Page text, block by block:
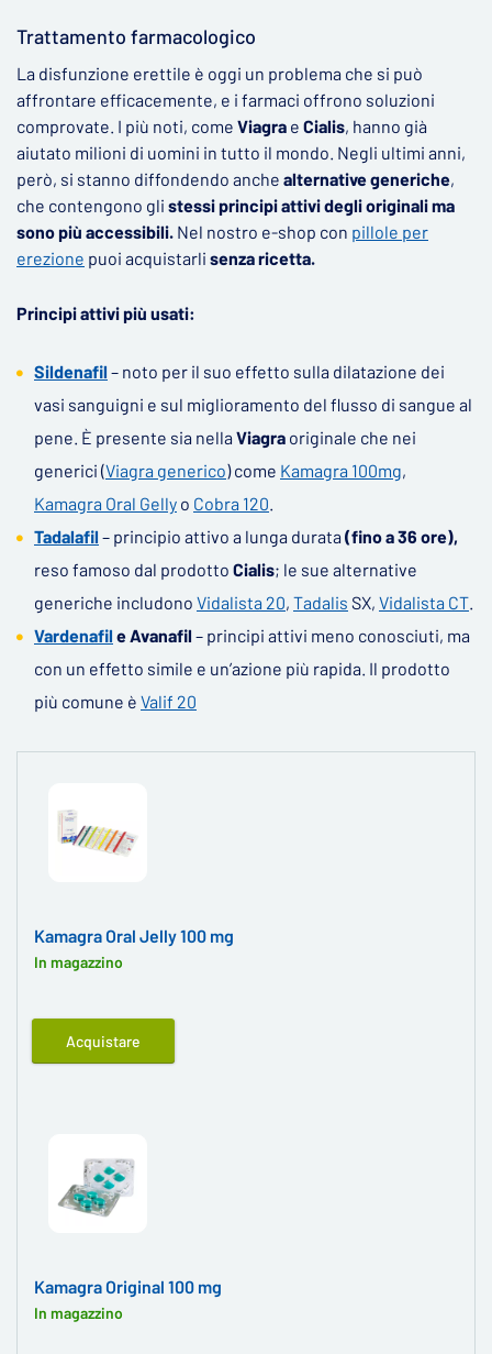
Trattamento farmacologico
La disfunzione erettile è oggi un problema che si può
affrontare efficacemente, e i farmaci offrono soluzioni
comprovate. I più noti, come Viagra e Cialis, hanno già
aiutato milioni di uomini in tutto il mondo. Negli ultimi anni,
però, si stanno diffondendo anche alternative generiche,
che contengono gli stessi principi attivi degli originali ma
sono più accessibili. Nel nostro e-shop con pillole per
erezione puoi acquistarli senza ricetta.
Principi attivi più usati:
Sildenafil – noto per il suo effetto sulla dilatazione dei
vasi sanguigni e sul miglioramento del flusso di sangue al
pene. È presente sia nella Viagra originale che nei
generici (Viagra generico) come Kamagra 100mg,
Kamagra Oral Gelly o Cobra 120.
Tadalafil – principio attivo a lunga durata (fino a 36 ore),
reso famoso dal prodotto Cialis; le sue alternative
generiche includono Vidalista 20, Tadalis SX, Vidalista CT.
Vardenafil e Avanafil – principi attivi meno conosciuti, ma
con un effetto simile e un’azione più rapida. Il prodotto
più comune è Valif 20
Kamagra Oral Jelly 100 mg
In magazzino
Acquistare
Kamagra Original 100 mg
In magazzino